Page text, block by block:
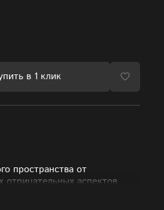
в 1 клик
пространства от
аспектов
компонентами, а